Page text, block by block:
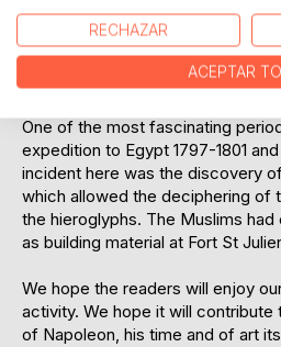
He was an unrivalled general,
occasional mistakes both on the
level - the most significant was
annihilated most of his Grande
One of the most fascinating
expedition to Egypt 1797-1801
incident here was the discovery
which allowed the deciphering of
the hieroglyphs. The Muslims
as building material at Fort St
We hope the readers will enjoy
activity. We hope it will contribute
of Napoleon, his time and of art
RECHAZAR
ACEPTAR